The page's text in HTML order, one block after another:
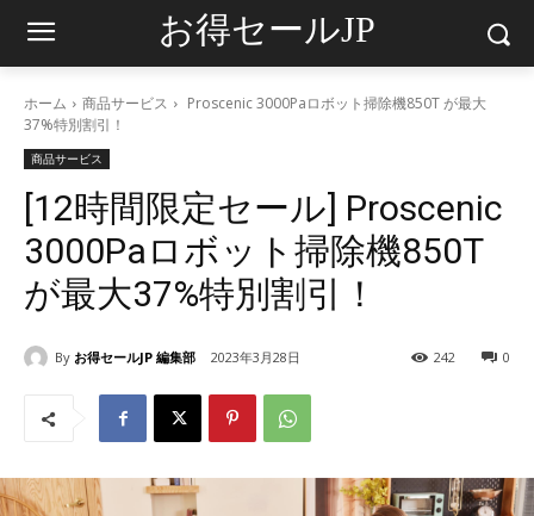
お得セールJP
ホーム 商品サービス
Proscenic 3000Paロボット掃除機850T が最大
37%特別割引！
商品サービス
[12時間限定セール] Proscenic
3000Paロボット掃除機850T
が最大37%特別割引！
By お得セールJP 編集部 2023年3月28日 0
242